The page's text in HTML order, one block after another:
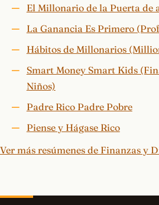
El Millonario de la Puerta de
La Ganancia Es Primero
Hábitos de Millonarios
Smart Money Smart Kids
Niños)
Padre Rico Padre Pobre
Piense y Hágase Rico
Ver más resúmenes de Finanzas y